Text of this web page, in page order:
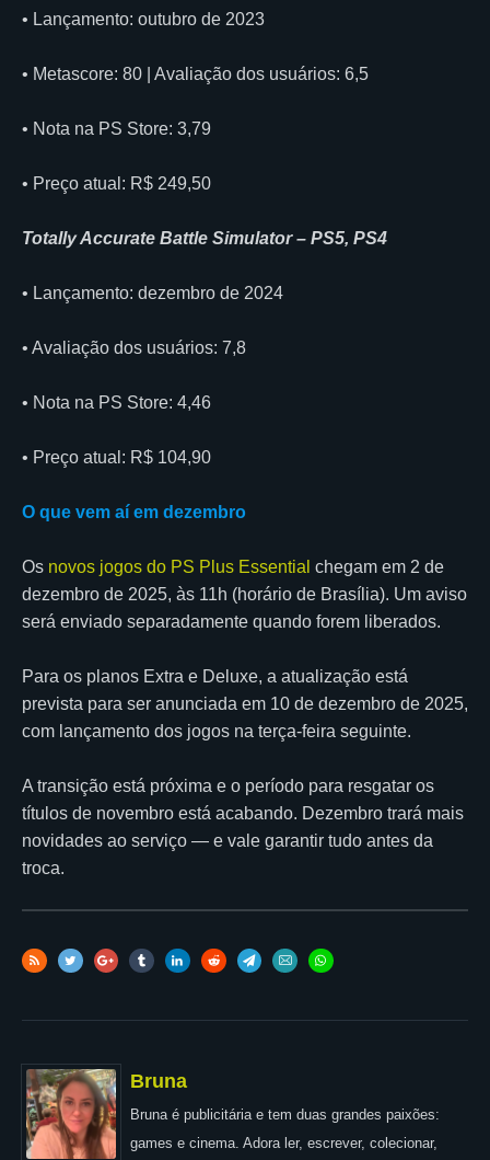
• Lançamento: outubro de 2023
• Metascore: 80 | Avaliação dos usuários: 6,5
• Nota na PS Store: 3,79
• Preço atual: R$ 249,50
Totally Accurate Battle Simulator – PS5, PS4
• Lançamento: dezembro de 2024
• Avaliação dos usuários: 7,8
• Nota na PS Store: 4,46
• Preço atual: R$ 104,90
O que vem aí em dezembro
Os novos jogos do PS Plus Essential chegam em 2 de
dezembro de 2025, às 11h (horário de Brasília). Um aviso
será enviado separadamente quando forem liberados.
Para os planos Extra e Deluxe, a atualização está
prevista para ser anunciada em 10 de dezembro de 2025,
com lançamento dos jogos na terça-feira seguinte.
A transição está próxima e o período para resgatar os
títulos de novembro está acabando. Dezembro trará mais
novidades ao serviço — e vale garantir tudo antes da
troca.
Bruna
Bruna é publicitária e tem duas grandes paixões:
games e cinema. Adora ler, escrever, colecionar,